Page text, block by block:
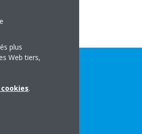
plus
Web tiers,
.